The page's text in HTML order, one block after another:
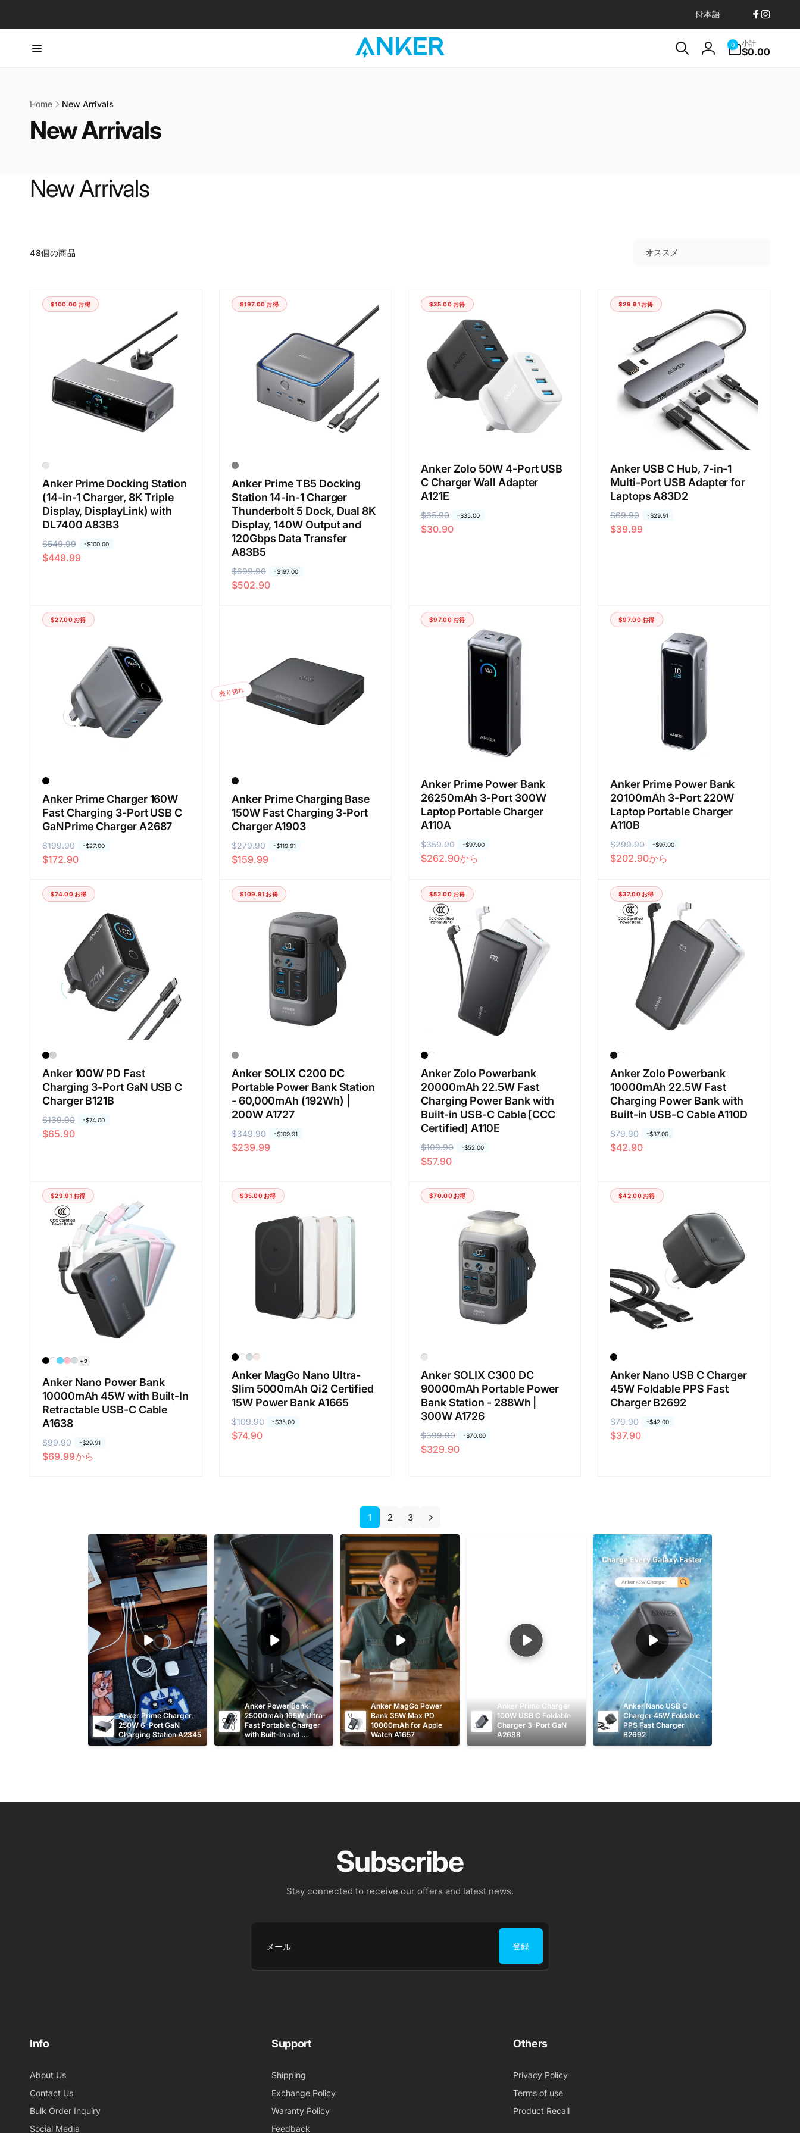
に
語
日本語
フ
イ
イ
ス
ロ
0
ア
イ
小計
$0.00
Home New Arrivals
New Arrivals
New Arrivals
48個の商品
え
オススメ
$100.00 お得
Anker Prime Docking Station
(14-in-1 Charger, 8K Triple
Display, DisplayLink) with
DL7400 A83B3
通
常
$549.99 -$100.00
セ
ー
$449.99
$197.00 お得
Anker Prime TB5 Docking
Station 14-in-1 Charger
Thunderbolt 5 Dock, Dual 8K
Display, 140W Output and
120Gbps Data Transfer
A83B5
通
常
$699.90 -$197.00
セ
ー
$502.90
$35.00お得
Anker Zolo 50W 4-Port USB
C Charger Wall Adapter
A121E
通
常
$65.90 -$35.00
セ
ー
$30.90
$29.91お得
Anker USB C Hub, 7-in-1
Multi-Port USB Adapter for
Laptops A83D2
通
常
$69.90 -$29.91
セ
ー
$39.99
$27.00お得
Anker Prime Charger 160W
Fast Charging 3-Port USB C
GaNPrime Charger A2687
通
常
格
$199.90 -$27.00
セ
ー
価
$172.90
売り切れ
Anker Prime Charging Base
150W Fast Charging 3-Port
Charger A1903
通
常
格
$279.90 -$119.91
セ
ー
価
$159.99
$97.00お得
Anker Prime Power Bank
26250mAh 3-Port 300W
Laptop Portable Charger
A110A
通
常
格
$359.90 -$97.00
セ
ー
価
格
$262.90から
$97.00お得
Anker Prime Power Bank
20100mAh 3-Port 220W
Laptop Portable Charger
A110B
通
常
格
$299.90 -$97.00
セ
ー
価
格
$202.90から
$74.00お得
Anker 100W PD Fast
Charging 3-Port GaN USB C
Charger B121B
通
常
$139.90 -$74.00
セ
ー
$65.90
$109.91 お得
Anker SOLIX C200 DC
Portable Power Bank Station
- 60,000mAh (192Wh) |
200W A1727
通
常
$349.90 -$109.91
セ
ー
格
$239.99
$52.00お得
Anker Zolo Powerbank
20000mAh 22.5W Fast
Charging Power Bank with
Built-in USB-C Cable [CCC
Certified] A110E
通
常
格
$109.90 -$52.00
セ
ー
価
$57.90
$37.00お得
Anker Zolo Powerbank
10000mAh 22.5W Fast
Charging Power Bank with
Built-in USB-C Cable A110D
通
常
$79.90 -$37.00
セ
ー
格
$42.90
$29.91お得
Anker Nano Power Bank
10000mAh 45W with Built-In
Retractable USB-C Cable
A1638
通
常
$99.90 -$29.91
セ
ー
$69.99から
+2
$35.00お得
Anker MagGo Nano Ultra-
Slim 5000mAh Qi2 Certified
15W Power Bank A1665
通
常
$109.90 -$35.00
セ
ー
$74.90
$70.00お得
Anker SOLIX C300 DC
90000mAh Portable Power
Bank Station - 288Wh |
300W A1726
通
常
$399.90 -$70.00
セ
ー
$329.90
$42.00お得
Anker Nano USB C Charger
45W Foldable PPS Fast
Charger B2692
通
常
$79.90 -$42.00
セ
ー
$37.90
1 2 3
Anker Prime Charger,
250W 6-Port GaN
Charging Station A2345
Anker Power Bank
25000mAh 165W Ultra-
Fast Portable Charger
with Built-In and
Retractable USB C
Anker MagGo Power
Bank 35W Max PD
10000mAh for Apple
Watch A1657
Anker Prime Charger
100W USB C Foldable
Charger 3-Port GaN
A2688
Anker Nano USB C
Charger 45W Foldable
PPS Fast Charger
B2692
Subscribe
Stay connected to receive our offers and latest news.
メ
登録
Info
About Us
Contact Us
Bulk Order Inquiry
Social Media
Support
Shipping
Exchange Policy
Waranty Policy
Feedback
Others
Privacy Policy
Terms of use
Product Recall